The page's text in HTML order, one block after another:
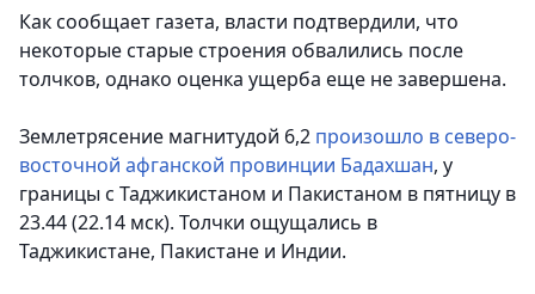
Как сообщает газета, власти подтвердили, что
некоторые старые строения обвалились после
толчков, однако оценка ущерба еще не завершена.
Землетрясение магнитудой 6,2 произошло в северо-
восточной афганской провинции Бадахшан, у
границы с Таджикистаном и Пакистаном в пятницу в
23.44 (22.14 мск). Толчки ощущались в
Таджикистане, Пакистане и Индии.